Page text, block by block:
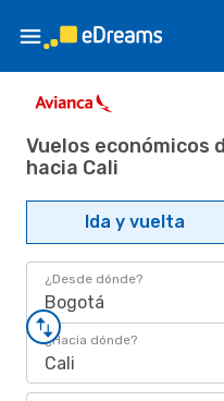
Vuelos económicos
hacia Cali
Ida y vuelta
¿Desde dónde?
Bogotá
¿Hacia dónde?
Cali